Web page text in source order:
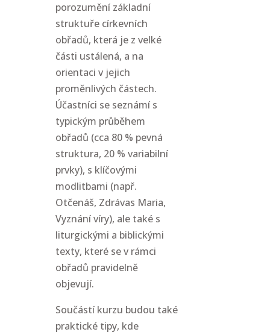
porozumění základní
struktuře církevních
obřadů, která je z velké
části ustálená, a na
orientaci v jejich
proměnlivých částech.
Účastníci se seznámí s
typickým průběhem
obřadů (cca 80 % pevná
struktura, 20 % variabilní
prvky), s klíčovými
modlitbami (např.
Otčenáš, Zdrávas Maria,
Vyznání víry), ale také s
liturgickými a biblickými
texty, které se v rámci
obřadů pravidelně
objevují.
Součástí kurzu budou také
praktické tipy, kde